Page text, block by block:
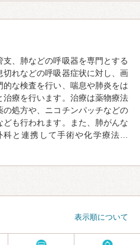
、肺などの呼吸器を専門とする
れなどの呼吸器症状に対し、画
な検査を行い、喘息や肺炎をは
治療を行います。治療は薬物療法
処方や、ニコチンパッチなどの
も行われます。また、肺がんな
と連携して手術や化学療法…
表示順について